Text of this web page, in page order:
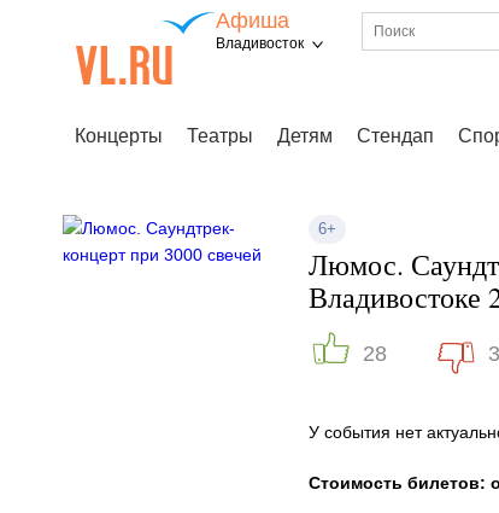
Афиша
Владивосток
Концерты Театры Детям Стендап
6+
Люмос.
Владивостоке
28 3
У события нет
Стоимость билетов: